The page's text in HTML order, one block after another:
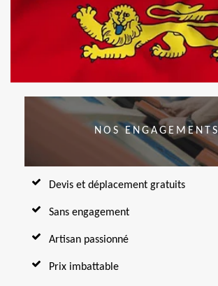
NOS ENGAGEMENTS
Devis et déplacement gratuits
Sans engagement
Artisan passionné
Prix imbattable